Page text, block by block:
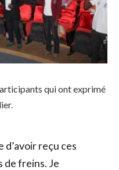
qui ont exprimé
d’avoir reçu ces
de freins. Je